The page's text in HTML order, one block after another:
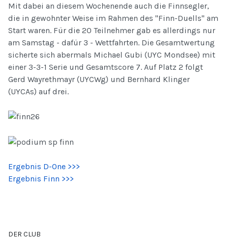
Mit dabei an diesem Wochenende auch die Finnsegler,
die in gewohnter Weise im Rahmen des "Finn-Duells" am
Start waren. Für die 20 Teilnehmer gab es allerdings nur
am Samstag - dafür 3 - Wettfahrten. Die Gesamtwertung
sicherte sich abermals Michael Gubi (UYC Mondsee) mit
einer 3-3-1 Serie und Gesamtscore 7. Auf Platz 2 folgt
Gerd Wayrethmayr (UYCWg) und Bernhard Klinger
(UYCAs) auf drei.
Ergebnis D-One >>>
Ergebnis Finn >>>
DER CLUB